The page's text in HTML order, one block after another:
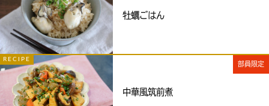
牡蠣ごはん
RECIPE
部員限定
中華風筑前煮